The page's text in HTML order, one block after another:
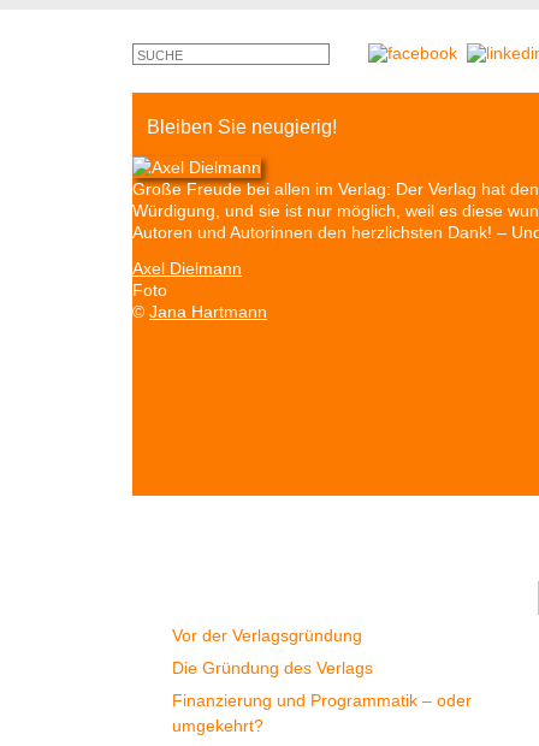
Bleiben Sie neugierig!
Große Freude bei allen im Verlag: Der Verlag hat
Würdigung, und sie ist nur möglich, weil es diese
Autoren und Autorinnen den herzlichsten Dank! –
Axel Dielmann
Foto
© Jana Hartmann
Vor der Verlagsgründung
Die Gründung des Verlags
Finanzierung und Programmatik – oder
umgekehrt?